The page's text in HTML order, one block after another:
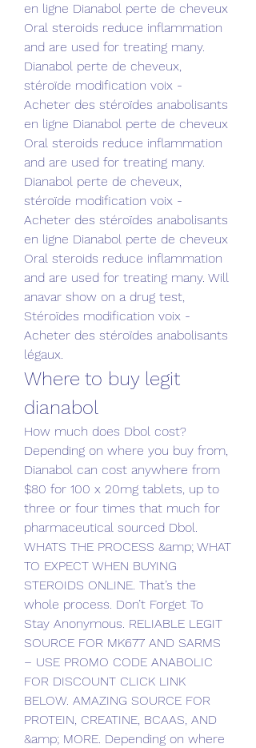
en ligne Dianabol perte de cheveux
Oral steroids reduce inflammation
and are used for treating many.
Dianabol perte de cheveux,
stéroïde modification voix -
Acheter des stéroïdes anabolisants
en ligne Dianabol perte de cheveux
Oral steroids reduce inflammation
and are used for treating many.
Dianabol perte de cheveux,
stéroïde modification voix -
Acheter des stéroïdes anabolisants
en ligne Dianabol perte de cheveux
Oral steroids reduce inflammation
and are used for treating many. Will
anavar show on a drug test,
Stéroïdes modification voix -
Acheter des stéroïdes anabolisants
légaux.
Where to buy legit
dianabol
How much does Dbol cost?
Depending on where you buy from,
Dianabol can cost anywhere from
$80 for 100 x 20mg tablets, up to
three or four times that much for
pharmaceutical sourced Dbol.
WHATS THE PROCESS &amp; WHAT
TO EXPECT WHEN BUYING
STEROIDS ONLINE. That’s the
whole process. Don’t Forget To
Stay Anonymous. RELIABLE LEGIT
SOURCE FOR MK677 AND SARMS
– USE PROMO CODE ANABOLIC
FOR DISCOUNT CLICK LINK
BELOW. AMAZING SOURCE FOR
PROTEIN, CREATINE, BCAAS, AND
&amp; MORE. Depending on where